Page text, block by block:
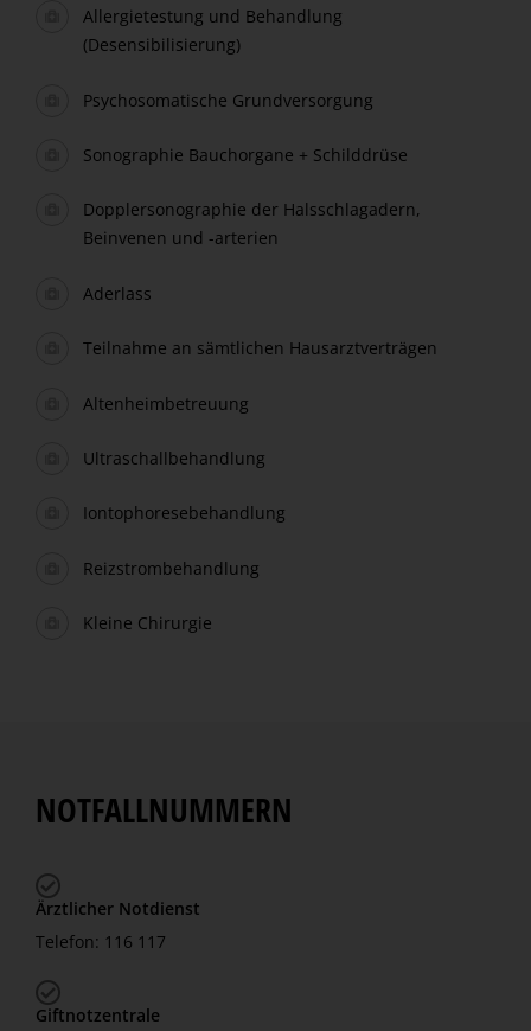
Allergietestung und Behandlung
(Desensibilisierung)
Psychosomatische Grundversorgung
Sonographie Bauchorgane + Schilddrüse
Dopplersonographie der Halsschlagadern,
Beinvenen und -arterien
Aderlass
Teilnahme an sämtlichen Hausarztverträgen
Altenheimbetreuung
Ultraschallbehandlung
Iontophoresebehandlung
Reizstrombehandlung
Kleine Chirurgie
NOTFALLNUMMERN
Ärztlicher Notdienst
Telefon: 116 117
Giftnotzentrale